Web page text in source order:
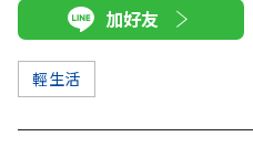
加好友
輕生活